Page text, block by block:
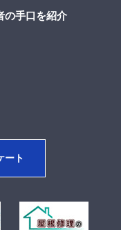
の手口を紹介
ート